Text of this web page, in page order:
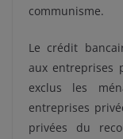
communisme.
Le crédit
aux entreprises
exclus les
entreprises
privées du